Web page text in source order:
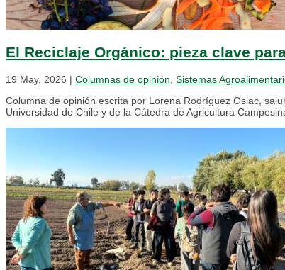
El Reciclaje Orgánico: pieza clave
19 May, 2026 | Columnas de opinión Sistemas
Columna de opinión escrita por Lorena Rodríguez Osiac,
Universidad de Chile y de la Cátedra de Agricultura Campesina